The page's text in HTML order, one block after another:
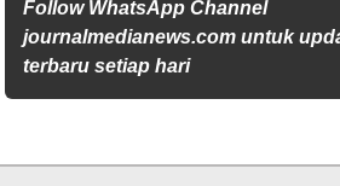
Follow WhatsApp Channel
journalmedianews.com untuk
terbaru setiap hari